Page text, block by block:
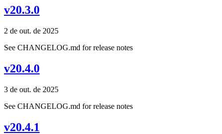
v20.3.0
2 de out. de 2025
See CHANGELOG.md for release notes
v20.4.0
3 de out. de 2025
See CHANGELOG.md for release notes
v20.4.1